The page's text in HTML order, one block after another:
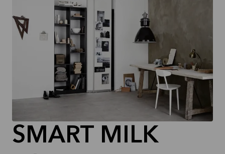
SMART MILK